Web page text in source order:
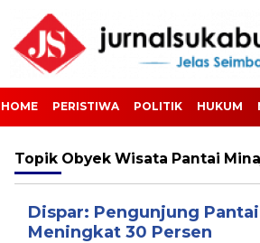
HOME PERISTIWA POLITIK HUKUM
Topik Obyek Wisata Pantai
Dispar: Pengunjung
Meningkat 30 Persen